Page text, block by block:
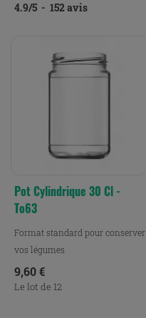
4.9/5 - 152avis
Pot Cylindrique 30 Cl -
To63
Format standard pour conserver
vos légumes
Prix
9,60 €
Le lot de 12